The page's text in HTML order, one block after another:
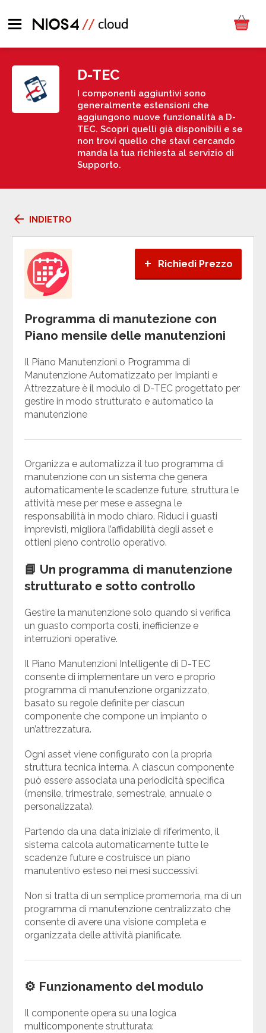
D-TEC
I componenti aggiuntivi sono
generalmente estensioni che
aggiungono nuove funzionalità a D-
TEC. Scopri quelli già disponibili e se
non trovi quello che stavi cercando
manda la tua richiesta al servizio di
Supporto.
arrow_back INDIETRO
+ Richiedi Prezzo
Programma di manutezione con
Piano mensile delle manutenzioni
Il Piano Manutenzioni o Programma di
Manutenzione Automatizzato per Impianti e
Attrezzature è il modulo di D-TEC progettato per
gestire in modo strutturato e automatico la
manutenzione
Organizza e automatizza il tuo programma di
manutenzione con un sistema che genera
automaticamente le scadenze future, struttura le
attività mese per mese e assegna le
responsabilità in modo chiaro. Riduci i guasti
imprevisti, migliora l’affidabilità degli asset e
ottieni pieno controllo operativo.
📘 Un programma di manutenzione
strutturato e sotto controllo
Gestire la manutenzione solo quando si verifica
un guasto comporta costi, inefficienze e
interruzioni operative.
Il Piano Manutenzioni Intelligente di D-TEC
consente di implementare un vero e proprio
programma di manutenzione organizzato,
basato su regole definite per ciascun
componente che compone un impianto o
un’attrezzatura.
Ogni asset viene configurato con la propria
struttura tecnica interna. A ciascun componente
può essere associata una periodicità specifica
(mensile, trimestrale, semestrale, annuale o
personalizzata).
Partendo da una data iniziale di riferimento, il
sistema calcola automaticamente tutte le
scadenze future e costruisce un piano
manutentivo esteso nei mesi successivi.
Non si tratta di un semplice promemoria, ma di un
programma di manutenzione centralizzato che
consente di avere una visione completa e
organizzata delle attività pianificate.
⚙️ Funzionamento del modulo
Il componente opera su una logica
multicomponente strutturata: